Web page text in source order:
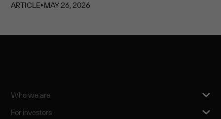
ARTICLE⏵MAY 26, 2026
Who we are
For investors